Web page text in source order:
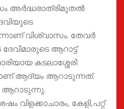
അർദ്ധരാത്രിമുതൽ
വിശ്വാസം. തേവർ
ആറാട്ട്
കടലാശ്ശേരി
ആദ്യം ആറാടുന്നത്.
ആറാടുന്നു.
വിളക്കാചാരം, കേളി,പറ്റ്